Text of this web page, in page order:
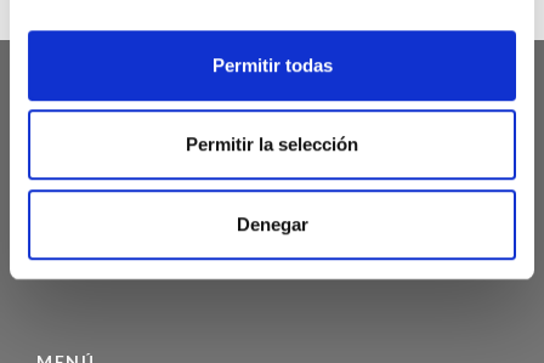
Permitir todas
Permitir la selección
Denegar
ATENCIÓN AL CLIENTE
972 468 240
INFO@CHICANDPAPER.COM
C/ DE LA MÒDEGA 17-19 17457 RIUDELLOTS DE LA SELVA